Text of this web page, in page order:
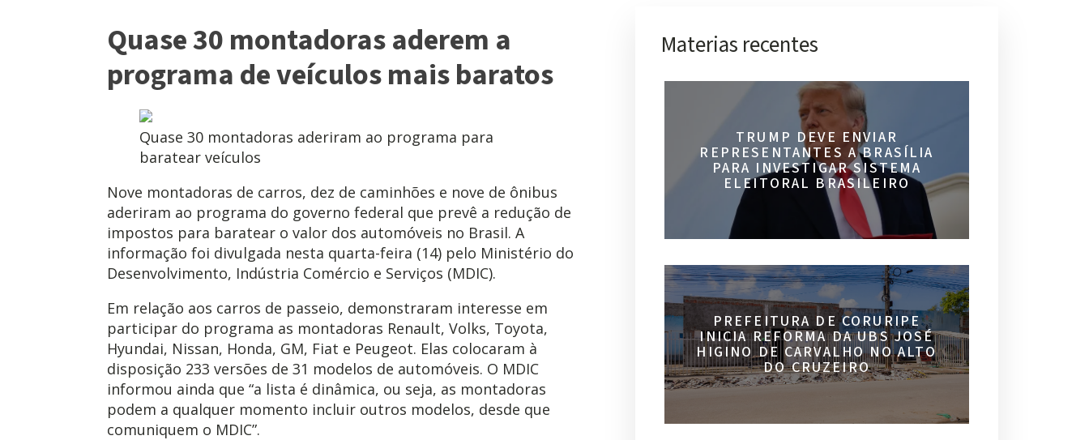
Quase 30 montadoras aderem a
programa de veículos mais baratos
Quase 30 montadoras aderiram ao programa para
baratear veículos
Nove montadoras de carros, dez de caminhões e nove de ônibus
aderiram ao programa do governo federal que prevê a redução de
impostos para baratear o valor dos automóveis no Brasil. A
informação foi divulgada nesta quarta-feira (14) pelo Ministério do
Desenvolvimento, Indústria Comércio e Serviços (MDIC).
Em relação aos carros de passeio, demonstraram interesse em
participar do programa as montadoras Renault, Volks, Toyota,
Hyundai, Nissan, Honda, GM, Fiat e Peugeot. Elas colocaram à
disposição 233 versões de 31 modelos de automóveis. O MDIC
informou ainda que “a lista é dinâmica, ou seja, as montadoras
podem a qualquer momento incluir outros modelos, desde que
comuniquem o MDIC”.
Materias recentes
TRUMP DEVE ENVIAR
REPRESENTANTES A BRASÍLIA
PARA INVESTIGAR SISTEMA
ELEITORAL BRASILEIRO
PREFEITURA DE CORURIPE
INICIA REFORMA DA UBS JOSÉ
HIGINO DE CARVALHO NO ALTO
DO CRUZEIRO